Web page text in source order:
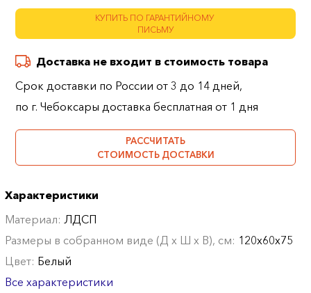
КУПИТЬ ПО ГАРАНТИЙНОМУ
ПИСЬМУ
Доставка не входит в стоимость товара
Срок доставки по России от 3 до 14 дней,
по г. Чебоксары доставка бесплатная от 1 дня
РАССЧИТАТЬ
СТОИМОСТЬ ДОСТАВКИ
Характеристики
Материал:ЛДСП
Размеры в собранном виде (Д х Ш х В), см: 120х60х75
Цвет: Белый
Все характеристики